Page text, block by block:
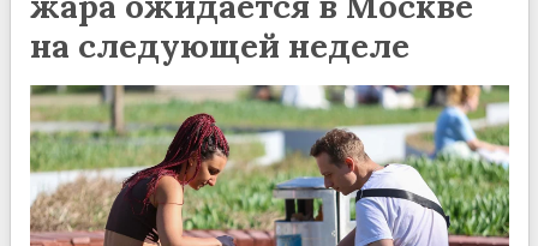
на следующей неделе